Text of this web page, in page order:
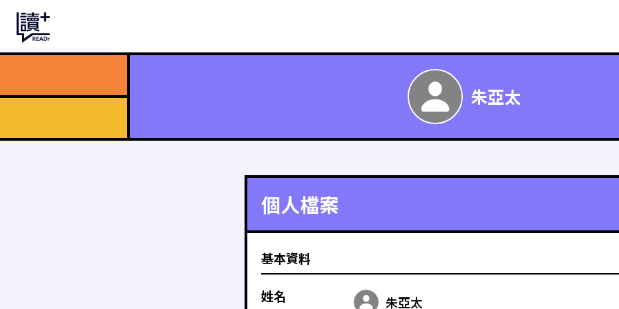
朱亞太
個人檔案
基本資料
姓名 朱亞太